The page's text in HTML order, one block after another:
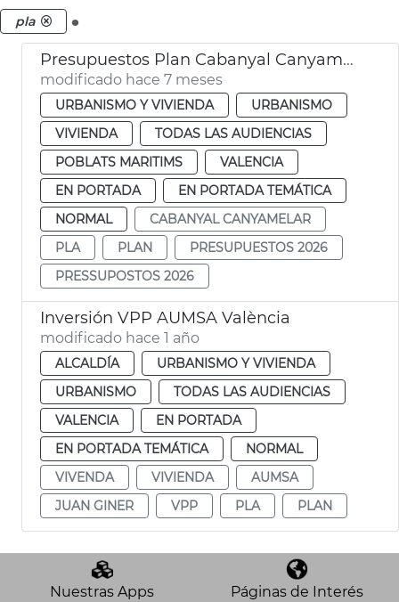
pla .
Presupuestos Plan Cabanyal Canyamelar 2026
modificado hace 7 meses
URBANISMO Y VIVIENDA
URBANISMO
VIVIENDA
TODAS LAS AUDIENCIAS
POBLATS MARITIMS
VALENCIA
EN PORTADA
EN PORTADA TEMÁTICA
NORMAL
CABANYAL CANYAMELAR
PLA
PLAN
PRESUPUESTOS 2026
PRESSUPOSTOS 2026
Inversión VPP AUMSA València
modificado hace 1 año
ALCALDÍA
URBANISMO Y VIVIENDA
URBANISMO
TODAS LAS AUDIENCIAS
VALENCIA
EN PORTADA
EN PORTADA TEMÁTICA
NORMAL
VIVENDA
VIVIENDA
AUMSA
JUAN GINER
VPP PLA PLAN
Nuestras Apps Páginas de Interés